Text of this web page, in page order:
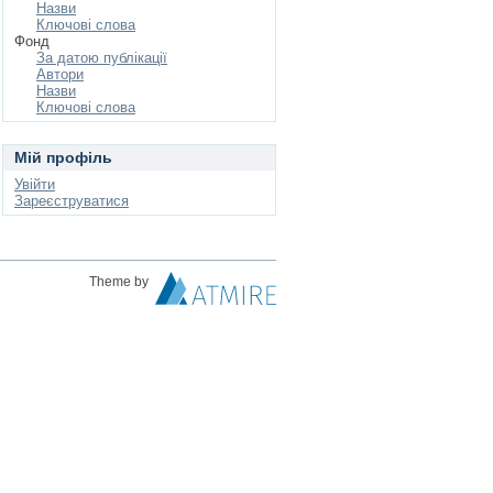
Назви
Ключові слова
Фонд
За датою публікації
Автори
Назви
Ключові слова
Мій профіль
Увійти
Зареєструватися
Theme by